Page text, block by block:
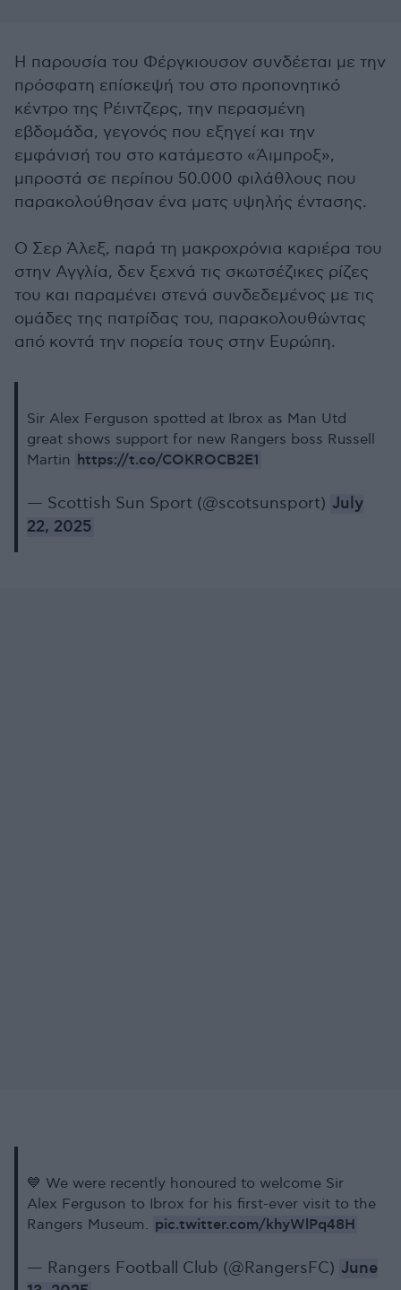
Η παρουσία του Φέργκιουσον συνδέεται με την
πρόσφατη επίσκεψή του στο προπονητικό
κέντρο της Ρέιντζερς, την περασμένη
εβδομάδα, γεγονός που εξηγεί και την
εμφάνισή του στο κατάμεστο «Άιμπροξ»,
μπροστά σε περίπου 50.000 φιλάθλους που
παρακολούθησαν ένα ματς υψηλής έντασης.
Ο Σερ Άλεξ, παρά τη μακροχρόνια καριέρα του
στην Αγγλία, δεν ξεχνά τις σκωτσέζικες ρίζες
του και παραμένει στενά συνδεδεμένος με τις
ομάδες της πατρίδας του, παρακολουθώντας
από κοντά την πορεία τους στην Ευρώπη.
Sir Alex Ferguson spotted at Ibrox as Man Utd
great shows support for new Rangers boss Russell
Martin https://t.co/COKROCB2E1
— Scottish Sun Sport (@scotsunsport) July
22, 2025
💙 We were recently honoured to welcome Sir
Alex Ferguson to Ibrox for his first-ever visit to the
Rangers Museum. pic.twitter.com/khyWlPq48H
— Rangers Football Club (@RangersFC) June